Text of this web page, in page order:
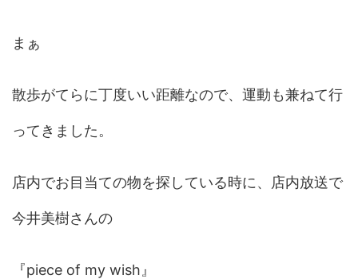
まぁ
散歩がてらに丁度いい距離なので、運動も兼ねて行
ってきました。
店内でお目当ての物を探している時に、店内放送で
今井美樹さんの
『piece of my wish』